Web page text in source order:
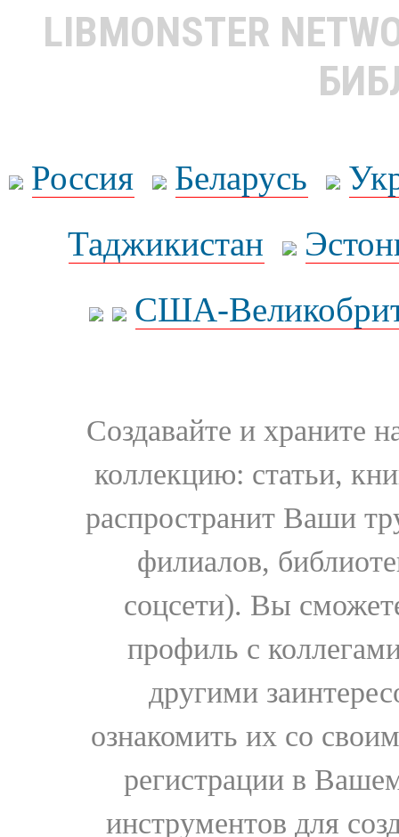
LIBMONSTER
Россия Беларусь
Таджикистан
США-
Создавайте и храните
коллекцию: статьи,
распространит Ваши
филиалов,
соцсети). Вы
профиль с
другими
ознакомить их со
регистрации в
инструментов для